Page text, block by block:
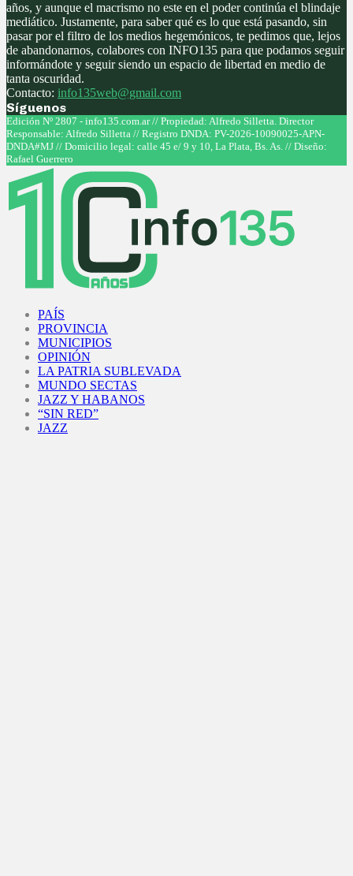
años, y aunque el macrismo no este en el poder continúa el blindaje
mediático. Justamente, para saber qué es lo que está pasando, sin
pasar por el filtro de los medios hegemónicos, te pedimos que, lejos
de abandonarnos, colabores con INFO135 para que podamos seguir
informándote y seguir siendo un espacio de libertad en medio de
tanta oscuridad.
Contacto: info135web@gmail.com
Síguenos
Facebook
Twitter
Instagram
Youtube
Edición Nº 2807 - info135.com.ar // Propiedad: Alfredo Silletta. Director
Responsable: Alfredo Silletta // Registro DNDA: PV-2026-10090025-APN-
DNDA#MJ // Domicilio legal: calle 45 e/ 9 y 10, La Plata, Bs. As. // Diseño:
Rafael Guerrero
PAÍS
PROVINCIA
MUNICIPIOS
OPINIÓN
LA PATRIA SUBLEVADA
MUNDO SECTAS
JAZZ Y HABANOS
“SIN RED”
JAZZ